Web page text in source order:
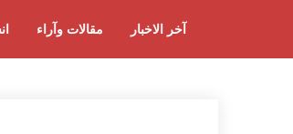
مقالات وآراء آخر الاخبار